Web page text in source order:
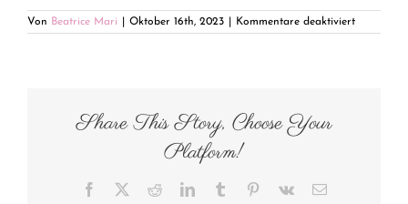
Von Beatrice Mari Oktober 16th, 2023 Kommentare deaktiviertfür
IMG_0037
Share This Story, Choose Your
Platform!
Facebook RedditLinkedInTumblr Pinterest
Vk
E-